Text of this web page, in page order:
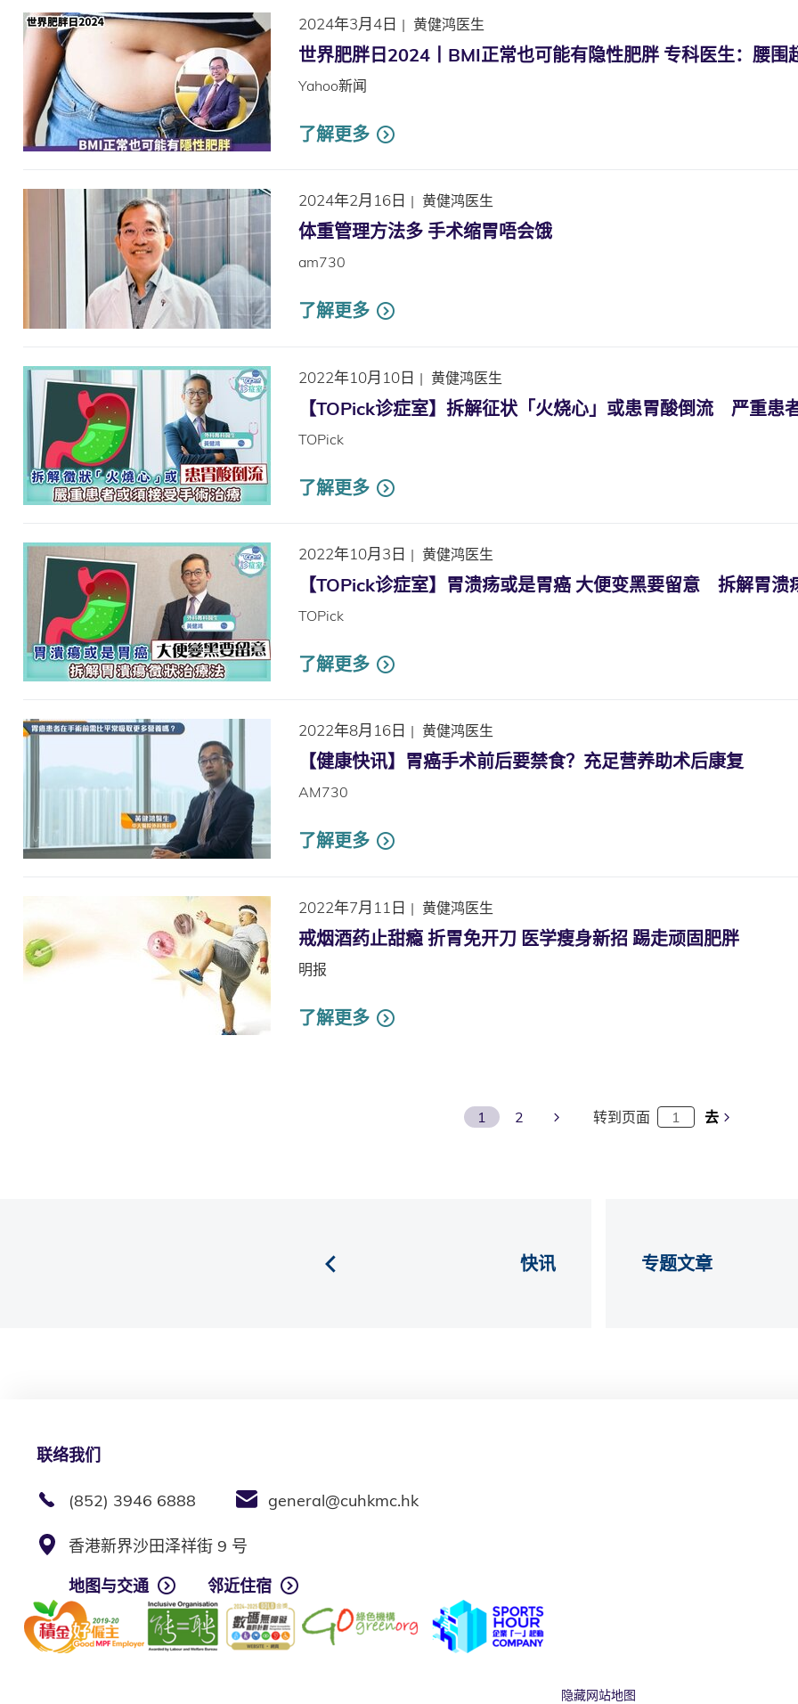
2024年3月4日 | 黄健鸿医生
世界肥胖日2024丨BMI正常也可能有隐性肥胖 专科医生：腰围
Yahoo新闻
了解更多
2024年2月16日 | 黄健鸿医生
体重管理方法多 手术缩胃唔会饿
am730
了解更多
2022年10月10日 | 黄健鸿医生
【TOPick诊症室】拆解征状「火烧心」或患胃酸倒流 严重患
TOPick
了解更多
2022年10月3日 | 黄健鸿医生
【TOPick诊症室】胃溃疡或是胃癌 大便变黑要留意 拆解胃溃
TOPick
了解更多
2022年8月16日 | 黄健鸿医生
【健康快讯】胃癌手术前后要禁食？充足营养助术后康复
AM730
了解更多
2022年7月11日 | 黄健鸿医生
戒烟酒药止甜瘾 折胃免开刀 医学瘦身新招 踢走顽固肥胖
明报
了解更多
1 2 Next Page
转到页面 去
快讯 专题文章
联络我们
(852) 3946 6888 general@cuhkmc.hk
香港新界沙田泽祥街 9 号
地图与交通
邻近住宿
隐藏网站地图